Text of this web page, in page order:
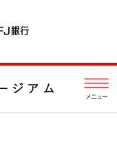
メニュー